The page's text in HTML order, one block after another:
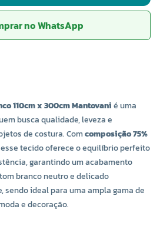
no WhatsApp
110cm x 300cm Mantovanié uma
busca qualidade, leveza e
de costura. Comcomposição 75%
tecido oferece o equilíbrio perfeito
garantindo um acabamento
branco neutro e delicado
ideal para uma ampla gama de
e decoração.